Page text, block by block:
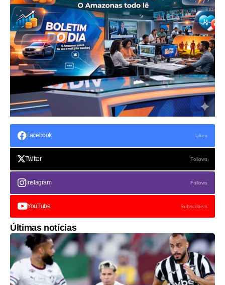
Facebook Likes
Twitter Follows
Instagram Follows
YouTube Subscribers
Últimas notícias